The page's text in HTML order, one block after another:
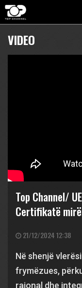
VIDEO
Top Channel/
Certifikatë
21/12/2024 12:38
Në shenjë
frymëzues,
rajonal dhe